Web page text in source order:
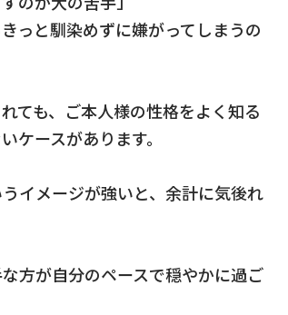
っと馴染めずに嫌がってしまうの
ても、ご本人様の性格をよく知る
ケースがあります。
イメージが強いと、余計に気後れ
方が自分のペースで穏やかに過ご